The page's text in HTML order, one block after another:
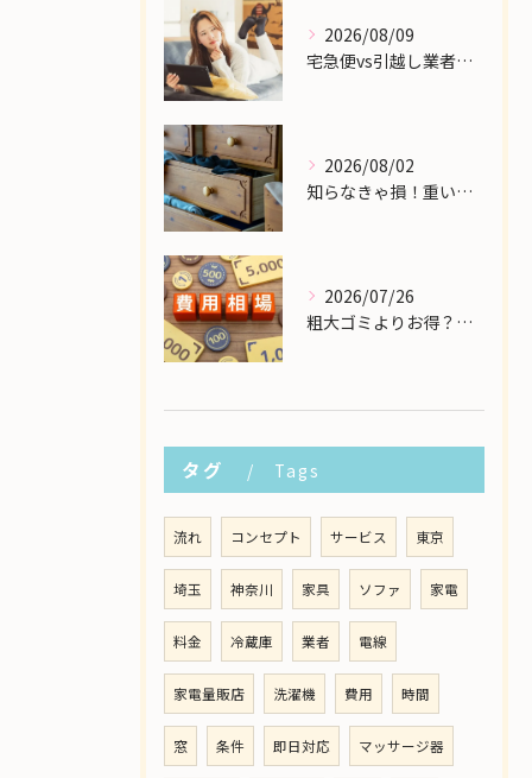
2026/08/09
宅急便vs引越し業者！個人の大型家具配送で一番安いのはどこ？
2026/08/02
知らなきゃ損！重い大型家具の配送費用を格安に抑える裏ワザ
2026/07/26
粗大ゴミよりお得？大型家具の処分業者にかかる費用相場を解説
タグ Tags
流れ コンセプト サービス 東京
埼玉 神奈川 家具 ソファ 家電
料金 冷蔵庫 業者 電線
家電量販店 洗濯機 費用 時間
窓 条件 即日対応 マッサージ器